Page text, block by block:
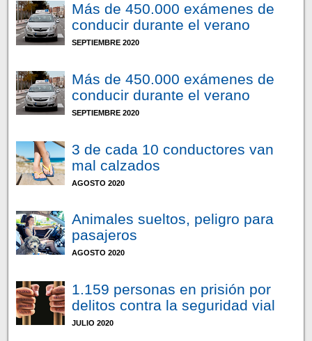
Más de 450.000 exámenes de
conducir durante el verano
SEPTIEMBRE 2020
Más de 450.000 exámenes de
conducir durante el verano
SEPTIEMBRE 2020
3 de cada 10 conductores van
mal calzados
AGOSTO 2020
Animales sueltos, peligro para
pasajeros
AGOSTO 2020
1.159 personas en prisión por
delitos contra la seguridad vial
JULIO 2020